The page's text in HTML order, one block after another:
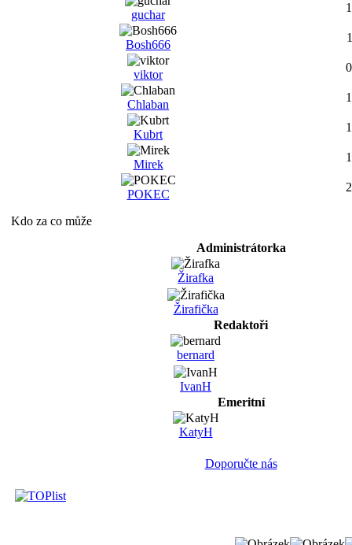
guchar
Bosh666
viktor
Chlaban
Kubrt
Mirek
POKEC
Kdo za co může
Administrátorka
Žirafka
Žirafička
Redaktoři
bernard
IvanH
Emeritní
KatyH
Doporučte nás